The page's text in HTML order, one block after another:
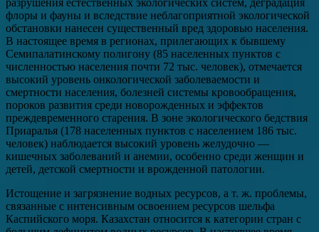
флоры и фауны и вследствие неблагоприятной экологической
обстановки нанесен существенный вред здоровью населения.
В настоящее время в регионах, прилегающих к бывшему
Семипалатинскому полигону (85 населенных пунктов с
численностью населения почти 72 тыс. человек), отмечается
высокий уровень онкологической заболеваемости и
смертности населения, болезней системы кровообращения,
пороков развития среди новорожденных и эффектов
преждевременного старения. В зоне экологического бедствия
Приаралья (178 населенных пунктов с населением 186 тыс.
человек) наблюдается высокий уровень желудочно —
кишечных заболеваний и анемии, особенно среди женщин и
детей, детской смертности и врожденной патологии.
Истощение и загрязнение водных ресурсов, а т. ж. проблемы,
связанные с интенсивным освоением ресурсов шельфа
Каспийского моря. Казахстан относится к категории стран с